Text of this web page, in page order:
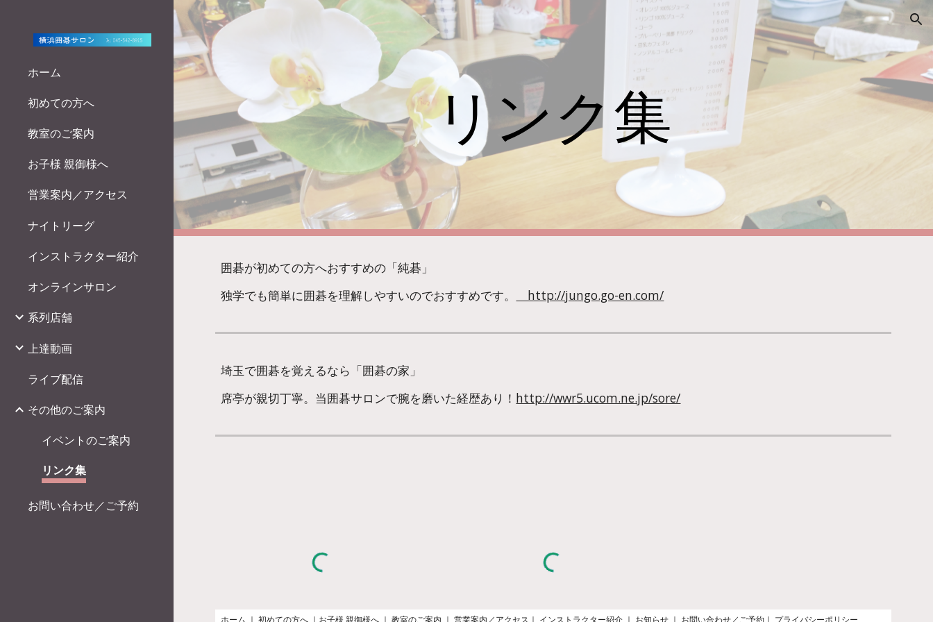
Skip to main content Skip to navigation
ホーム
初めての方へ
教室のご案内
お子様 親御様へ
営業案内／アクセス
ナイトリーグ
インストラクター紹介
オンラインサロン
系列店舗
上達動画
ライブ配信
その他のご案内
イベントのご案内
リンク集
お問い合わせ／ご予約
リンク集
囲碁が初めての方へおすすめの「純碁」
独学でも簡単に囲碁を理解しやすいのでおすすめです。
http://jungo.go-en.com/
埼玉で囲碁を覚えるなら「囲碁の家」
席亭が親切丁寧。当囲碁サロンで腕を磨いた経歴あり！ http://wwr5.ucom.ne.jp/sore/
ホーム ｜初めての方へ お子様 親御様へ ｜教室のご案内 ｜営業案内／アクセス インストラクター紹介 お知らせ お問い合わせ／ご予約 プライバシーポリシー